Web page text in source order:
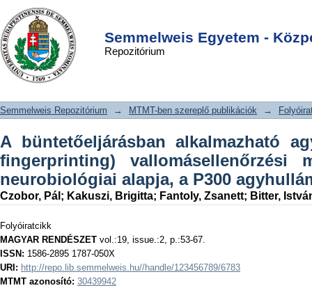
Semmelweis Egyetem -
Repozitórium
A büntetőeljárásban alkalmazható agyi
ujjnyomat (brain fingerprinting)
vallomásellenőrzési módszer, és
annak neurobiológiai alapja, a P300
DSpace/Manakin Repository
Semmelweis Repozitórium → MTMT-ben szereplő publikációk →
A büntetőeljárásban alkalmazható
fingerprinting) vallomásellenőrzési
neurobiológiai alapja, a P300
Czobor, Pál ; Kakuszi, Brigitta; Fantoly, Zsanett; Bitter,
Folyóiratcikk
MAGYAR RENDÉSZET vol.:19, issue.:2, p.:53-67.
ISSN: 1586-2895 1787-050X
URI: http://repo.lib.semmelweis.hu//handle/123456789/6783
MTMT azonosító: 30439942